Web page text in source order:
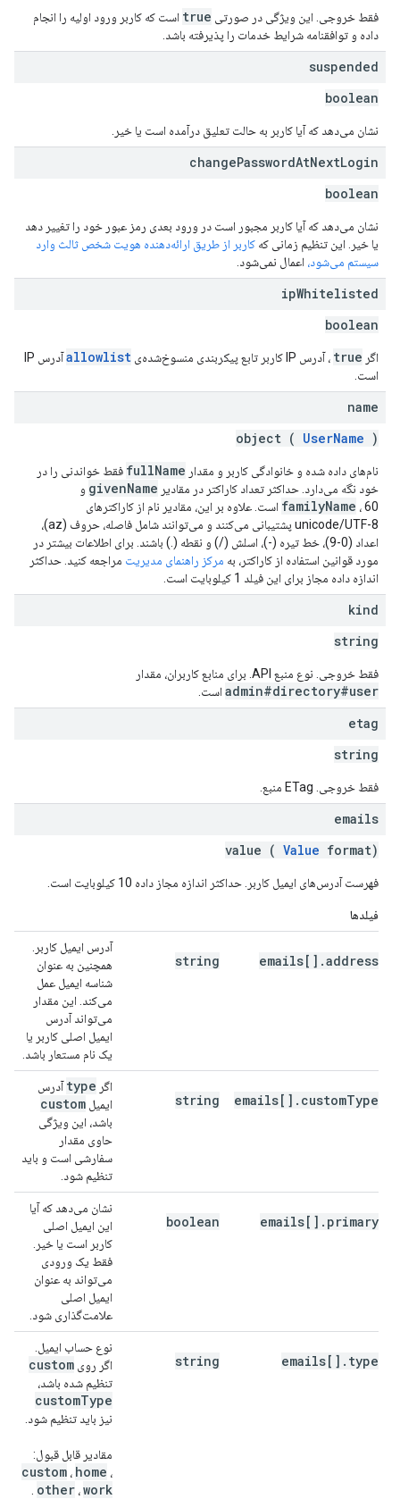
فقط خروجی. این ویژگی در صورتی true است که کاربر ورود اولیه را انجام
داده و توافقنامه شرایط خدمات را پذیرفته باشد.
suspended
boolean
نشان می‌دهد که آیا کاربر به حالت تعلیق درآمده است یا خیر.
changePasswordAtNextLogin
boolean
نشان می‌دهد که آیا کاربر مجبور است در ورود بعدی رمز عبور خود را تغییر دهد
یا خیر. این تنظیم زمانی که کاربر از طریق ارائه‌دهنده هویت شخص ثالث وارد
سیستم می‌شود، اعمال نمی‌شود.
ipWhitelisted
boolean
اگر true ، آدرس IP کاربر تابع پیکربندی منسوخ‌شده‌ی allowlist
آدرس IP
است.
name
object ( UserName )
نام‌های داده شده و خانوادگی کاربر و مقدار fullName فقط خواندنی را در
خود نگه می‌دارد. حداکثر تعداد کاراکتر در مقادیر givenName و
familyName ، 60 است. علاوه بر این، مقادیر نام از کاراکترهای
unicode/UTF-8 پشتیبانی می‌کنند و می‌توانند شامل فاصله، حروف (az)،
اعداد (0-9)، خط تیره (-)، اسلش (/) و نقطه (.) باشند. برای اطلاعات بیشتر در
مورد قوانین استفاده از کاراکتر، به مرکز راهنمای مدیریت مراجعه کنید. حداکثر
اندازه داده مجاز برای این فیلد 1 کیلوبایت است.
kind
string
فقط خروجی. نوع منبع API. برای منابع کاربران، مقدار
admin#directory#user است.
etag
string
فقط خروجی. ETag منبع.
emails
value ( Value format)
فهرست آدرس‌های ایمیل کاربر. حداکثر اندازه مجاز داده 10 کیلوبایت است.
فیلدها
emails[].address
string
آدرس ایمیل کاربر.
همچنین به عنوان
شناسه ایمیل عمل
می‌کند. این مقدار
می‌تواند آدرس
ایمیل اصلی کاربر یا
یک نام مستعار باشد.
emails[].customType
string
اگر typeآدرس
ایمیل custom
باشد، این ویژگی
حاوی مقدار
سفارشی است و باید
تنظیم شود.
emails[].primary
boolean
نشان می‌دهد که آیا
این ایمیل اصلی
کاربر است یا خیر.
فقط یک ورودی
می‌تواند به عنوان
ایمیل اصلی
علامت‌گذاری شود.
emails[].type
string
نوع حساب ایمیل.
اگر روی custom
تنظیم شده باشد،
customType
نیز باید تنظیم شود.
مقادیر قابل قبول:
custom ، home ،
other ،work